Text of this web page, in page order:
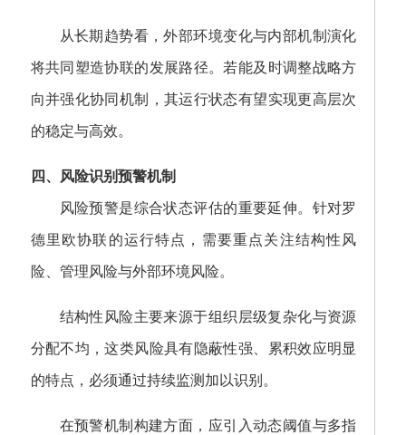
从长期趋势看，外部环境变化与内部机制演化
将共同塑造协联的发展路径。若能及时调整战略方
向并强化协同机制，其运行状态有望实现更高层次
的稳定与高效。
四、风险识别预警机制
风险预警是综合状态评估的重要延伸。针对罗
德里欧协联的运行特点，需要重点关注结构性风
险、管理风险与外部环境风险。
结构性风险主要来源于组织层级复杂化与资源
分配不均，这类风险具有隐蔽性强、累积效应明显
的特点，必须通过持续监测加以识别。
在预警机制构建方面，应引入动态阈值与多指